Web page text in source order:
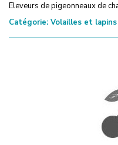
Eleveurs de pigeonneaux de
Catégorie: Volailles et lapins